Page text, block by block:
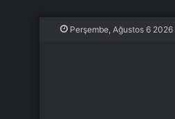
Perşembe, Ağustos 6 2026